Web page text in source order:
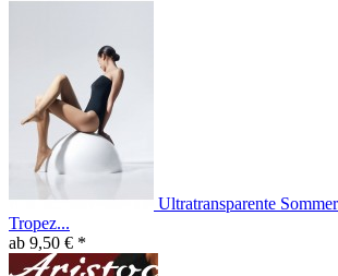
Ultratransparente
Tropez...
ab 9,50 € *